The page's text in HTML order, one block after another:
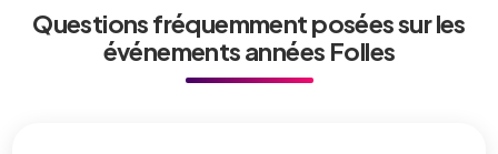
Questions fréquemment posées sur les
événements années Folles